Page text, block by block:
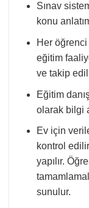
Sınav
konu
Her öğrenci
eğitim
ve takip
Eğitim
olarak bilgi
Ev için
kontrol
yapılır.
sunulur.